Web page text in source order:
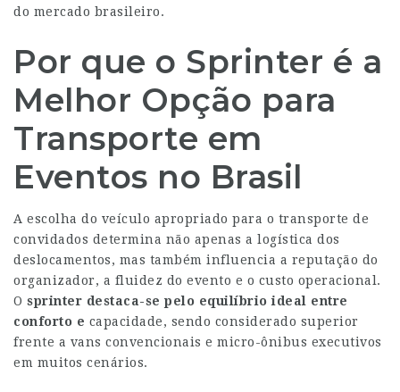
do mercado brasileiro.
Por que o Sprinter é a
Melhor Opção para
Transporte em
Eventos no Brasil
A escolha do veículo apropriado para o transporte de
convidados determina não apenas a logística dos
deslocamentos, mas também influencia a reputação do
organizador, a fluidez do evento e o custo operacional.
O sprinter destaca-se pelo equilíbrio ideal entre
conforto e capacidade, sendo considerado superior
frente a vans convencionais e micro-ônibus executivos
em muitos cenários.